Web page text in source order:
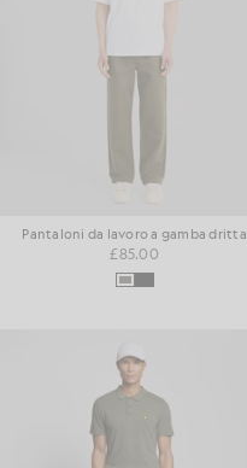
Pantaloni da lavoro a gamba dritta
£85.00